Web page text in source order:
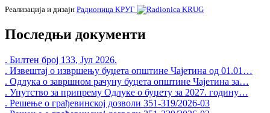
Реализација и дизајн Радионица КРУГ
Последњи документи
. Билтен број 133, Јул 2026.
. Извештај о извршењу буџета општине Чајетина од 01.01…
. Одлука о завршном рачуну буџета општине Чајетина за…
. Упутство за припрему Одлуке о буџету за 2027. годину…
. Решење о грађевинској дозволи 351-319/2026-03